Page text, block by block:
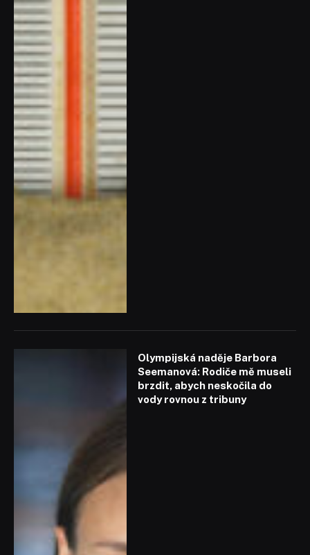
Olympijská naděje Barbora
Seemanová: Rodiče mě museli
brzdit, abych neskočila do
vody rovnou z tribuny